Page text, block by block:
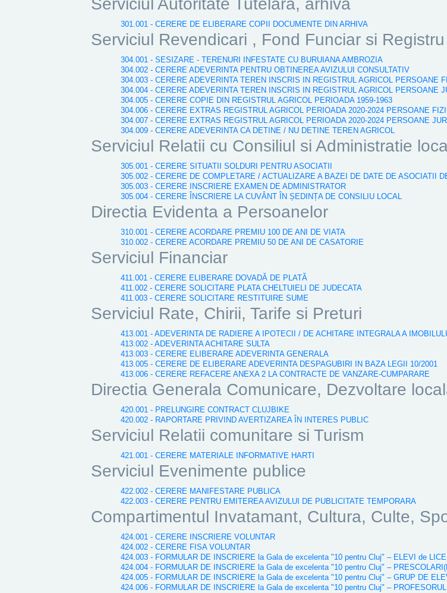
Serviciul Autoritate Tutelara, arhiva
301.001 - CERERE DE ELIBERARE COPII DOCUMENTE DIN ARHIVA
Serviciul Revendicari , Fond Funciar si
304.001 - SESIZARE - TERENURI INFESTATE CU BURUIANA AMBROZIA
304.002 - CERERE ADEVERINTA PENTRU OBTINEREA AVIZULUI CONSULTATIV
304.003 - CERERE ADEVERINTA TEREN INSCRIS IN REGISTRUL AGRICOL PERSOANE
304.004 - CERERE ADEVERINTA TEREN INSCRIS IN REGISTRUL AGRICOL PERSOANE
304.005 - CERERE COPIE DIN REGISTRUL AGRICOL PERIOADA 1959-1963
304.006 - CERERE EXTRAS REGISTRUL AGRICOL PERIOADA 2020-2024 PERSOANE
304.007 - CERERE EXTRAS REGISTRUL AGRICOL PERIOADA 2020-2024 PERSOANE
304.009 - CERERE ADEVERINTA CA DETINE / NU DETINE TEREN AGRICOL
Serviciul Relatii cu Consiliul si Administratie
305.001 - CERERE SITUATII SOLDURI PENTRU ASOCIATII
305.002 - CERERE DE COMPLETARE / ACTUALIZARE A BAZEI DE DATE DE ASOCIATII
305.003 - CERERE INSCRIERE EXAMEN DE ADMINISTRATOR
305.004 - CERERE ÎNSCRIERE LA CUVÂNT ÎN ȘEDINȚA DE CONSILIU LOCAL
Directia Evidenta a Persoanelor
310.001 - CERERE ACORDARE PREMIU 100 DE ANI DE VIATA
310.002 - CERERE ACORDARE PREMIU 50 DE ANI DE CASATORIE
Serviciul Financiar
411.001 - CERERE ELIBERARE DOVADĂ DE PLATĂ
411.002 - CERERE SOLICITARE PLATA CHELTUIELI DE JUDECATA
411.003 - CERERE SOLICITARE RESTITUIRE SUME
Serviciul Rate, Chirii, Tarife si Preturi
413.001 - ADEVERINTA DE RADIERE A IPOTECII / DE ACHITARE INTEGRALA A
413.002 - ADEVERINTA ACHITARE SULTA
413.003 - CERERE ELIBERARE ADEVERINTA GENERALA
413.005 - CERERE DE ELIBERARE ADEVERINTA DESPAGUBIRI IN BAZA LEGII 10/2001
413.006 - CERERE REFACERE ANEXA 2 LA CONTRACTE DE VANZARE-CUMPARARE
Directia Generala Comunicare, Dezvoltare
420.001 - PRELUNGIRE CONTRACT CLUJBIKE
420.002 - RAPORTARE PRIVIND AVERTIZAREA ÎN INTERES PUBLIC
Serviciul Relatii comunitare si Turism
421.001 - CERERE MATERIALE INFORMATIVE HARTI
Serviciul Evenimente publice
422.002 - CERERE MANIFESTARE PUBLICA
422.003 - CERERE PENTRU EMITEREA AVIZULUI DE PUBLICITATE TEMPORARA
Compartimentul Invatamant, Cultura, Culte,
424.001 - CERERE INSCRIERE VOLUNTAR
424.002 - CERERE FISA VOLUNTAR
424.003 - FORMULAR DE INSCRIERE la Gala de excelenta "10 pentru Cluj" – ELEVI de
424.004 - FORMULAR DE INSCRIERE la Gala de excelenta "10 pentru Cluj" –
424.005 - FORMULAR DE INSCRIERE la Gala de excelenta "10 pentru Cluj" – GRUP DE
424.006 - FORMULAR DE INSCRIERE la Gala de excelenta "10 pentru Cluj" – PROFESORUL